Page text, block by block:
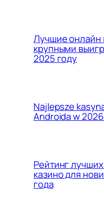
Лучшие онлайн
крупными
2025 году
Najlepsze
Androida w
Рейтинг
казино для
года